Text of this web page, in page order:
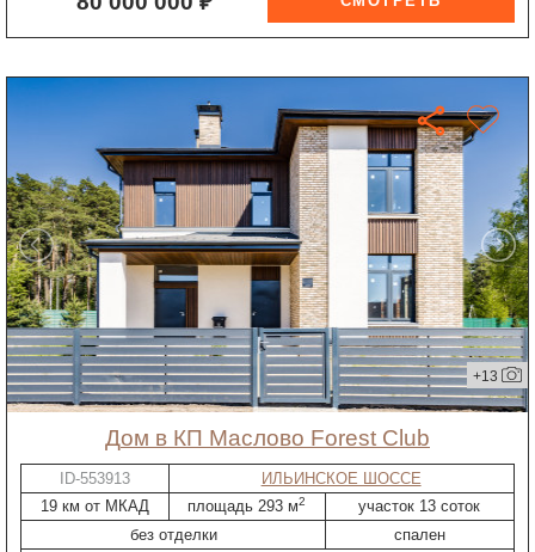
+13
дом в КП Маслово Forest Club
ID-553913
ИЛЬИНСКОЕ ШОССЕ
19 км от МКАД
площадь 293 м2
участок 13 соток
без отделки
спален